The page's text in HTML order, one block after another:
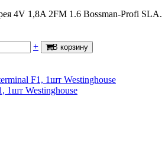
4V 1,8A 2FM 1.6 Bossman-Profi SLA.
+ В корзину
1шт Westinghouse